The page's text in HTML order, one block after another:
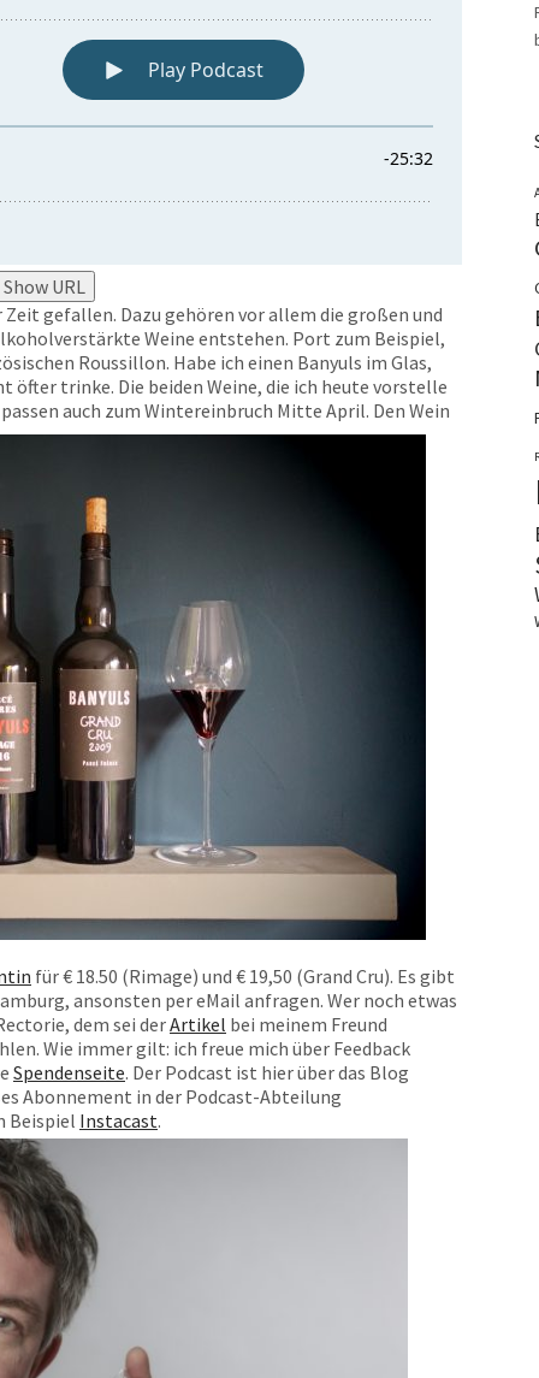
Show URL
gefallen. Dazu gehören vor allem die großen und
Weine entstehen. Port zum Beispiel,
Roussillon. Habe ich einen Banyuls im Glas,
öfter trinke. Die beiden Weine, die ich heute vorstelle
auch zum Wintereinbruch Mitte April. Den Wein
für € 18.50 (Rimage) und € 19,50 (Grand Cru). Es gibt
ansonsten per eMail anfragen. Wer noch etwas
dem sei derArtikel bei meinem Freund
Wie immer gilt: ich freue mich über Feedback
Spendenseite. Der Podcast ist hier über das Blog
Abonnement in der Podcast-Abteilung
Beispiel Instacast.